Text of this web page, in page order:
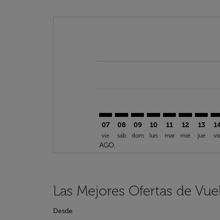
07
vie
AGO.
08
sáb
09
dom
10
lun
11
mar
12
mié
13
jue
Las Mejores Ofertas de
Desde